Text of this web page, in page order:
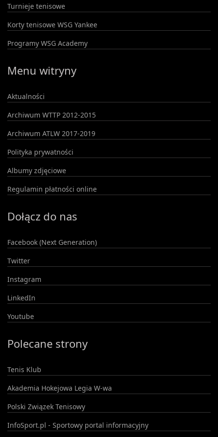
Turnieje tenisowe
Korty tenisowe WSG Yankee
Programy WSG Academy
Menu witryny
Aktualności
Archiwum WTTP 2012-2015
Archiwum ATLW 2017-2019
Polityka prywatności
Albumy zdjęciowe
Regulamin płatności online
Dołącz do nas
Facebook (Next Generation)
Twitter
Instagram
LinkedIn
Youtube
Polecane strony
Tenis Klub
Akademia Hokejowa Legia W-wa
Polski Związek Tenisowy
InfoSport.pl - Sportowy portal informacyjny